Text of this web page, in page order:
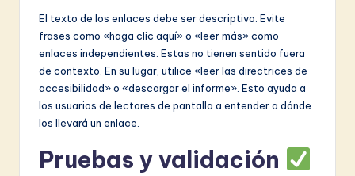
El texto de los enlaces debe ser descriptivo. Evite
frases como «haga clic aquí» o «leer más» como
enlaces independientes. Estas no tienen sentido fuera
de contexto. En su lugar, utilice «leer las directrices de
accesibilidad» o «descargar el informe». Esto ayuda a
los usuarios de lectores de pantalla a entender a dónde
los llevará un enlace.
Pruebas y validación